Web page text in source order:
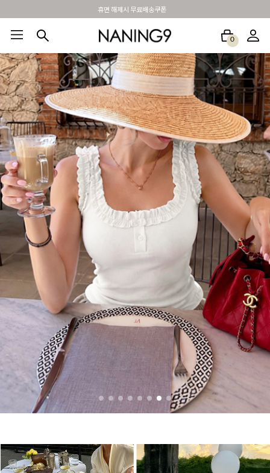
BEST 포토리뷰 - 매주 2명추첨 3만원쿠폰
0
BEST100🤍 NEW5% 베스트재진행 썸머여행룩 아울렛 하객&모임룩